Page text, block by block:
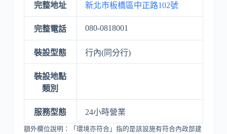
完整地址 新北市板橋區中正路102號
完整電話 080-0818001
裝設型態 行內(同分行)
裝設地點
類別
服務型態 24小時營業
額外欄位說明：「環境亦符合」指的是該設施有符合內政部建